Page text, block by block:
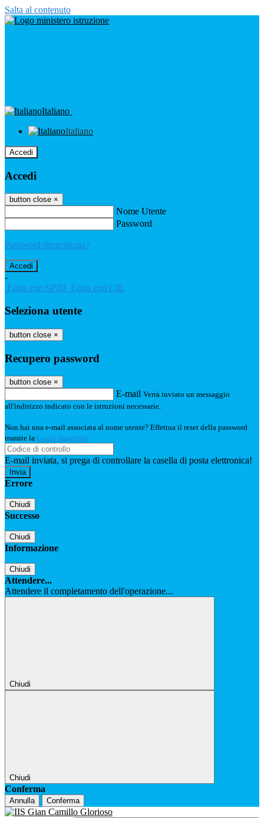
Salta al contenuto
Italiano
Italiano
Accedi
Accedi
button close ×
Nome Utente
Password
Password dimenticata?
-
Entra con SPID Entra con CIE
Seleziona utente
button close ×
Recupero password
button close ×
E-mail Verrà inviato un messaggio
all'indirizzo indicato con le istruzioni necessarie.
Non hai una e-mail associata al nome utente? Effettua il reset della password
tramite la Login Spaggiari
E-mail inviata, si prega di controllare la casella di posta elettronica!
Errore
Chiudi
Successo
Chiudi
Informazione
Chiudi
Attendere...
Attendere il completamento dell'operazione...
Chiudi
Chiudi
Conferma
Annulla Conferma